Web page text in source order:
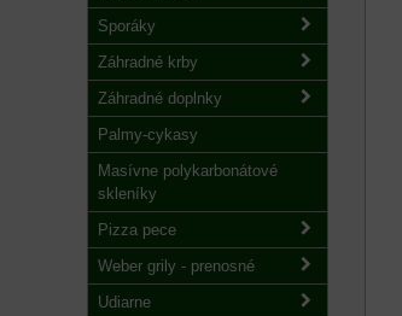
Sporáky
Záhradné krby
Záhradné doplnky
Palmy-cykasy
Masívne polykarbonátové
skleníky
Pizza pece
Weber grily - prenosné
Udiarne